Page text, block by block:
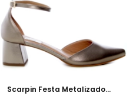
Scarpin Festa Metalizado